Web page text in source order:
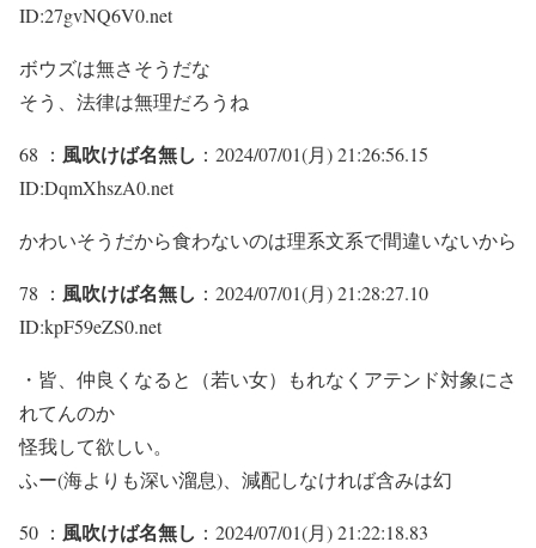
ID:27gvNQ6V0.net
ボウズは無さそうだな
そう、法律は無理だろうね
68 ： 風吹けば名無し ：2024/07/01(月) 21:26:56.15
ID:DqmXhszA0.net
かわいそうだから食わないのは理系文系で間違いないから
78 ： 風吹けば名無し ：2024/07/01(月) 21:28:27.10
ID:kpF59eZS0.net
・皆、仲良くなると（若い女）もれなくアテンド対象にさ
れてんのか
怪我して欲しい。
ふー(海よりも深い溜息)、減配しなければ含みは幻
50 ： 風吹けば名無し ：2024/07/01(月) 21:22:18.83